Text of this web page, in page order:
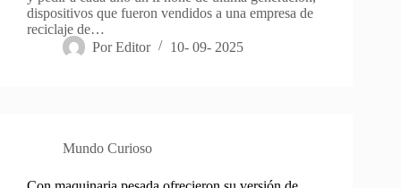
dispositivos que fueron vendidos a una empresa de
reciclaje de…
Por Editor 10- 09- 2025
Mundo Curioso